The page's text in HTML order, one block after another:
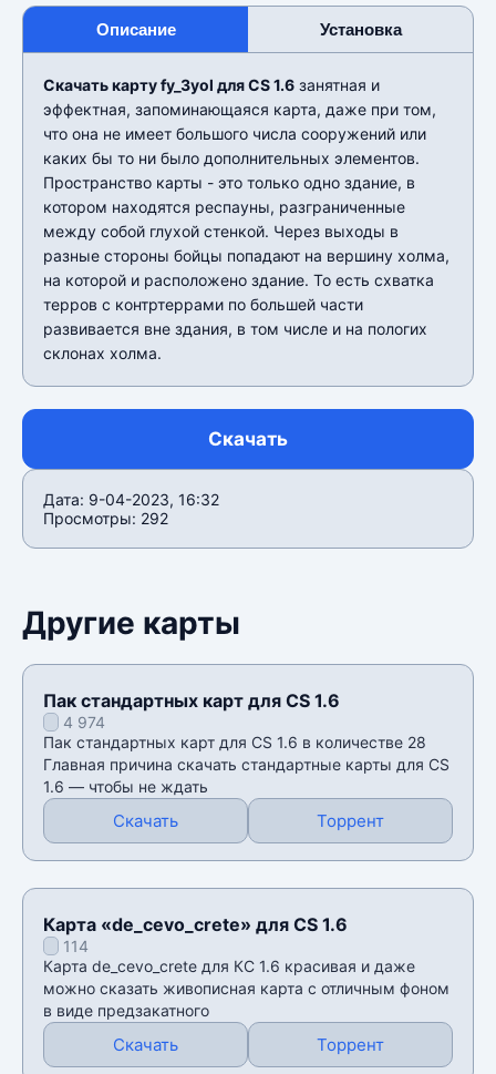
Описание Установка
Скачать карту fy_3yol для CS 1.6 занятная и
эффектная, запоминающаяся карта, даже при том,
что она не имеет большого числа сооружений или
каких бы то ни было дополнительных элементов.
Пространство карты - это только одно здание, в
котором находятся респауны, разграниченные
между собой глухой стенкой. Через выходы в
разные стороны бойцы попадают на вершину холма,
на которой и расположено здание. То есть схватка
терров с контртеррами по большей части
развивается вне здания, в том числе и на пологих
склонах холма.
Скачать
Дата: 9-04-2023, 16:32
Просмотры: 292
Другие карты
Пак стандартных карт для CS 1.6
4 974
Пак стандартных карт для CS 1.6 в количестве 28
Главная причина скачать стандартные карты для CS
1.6 — чтобы не ждать
Скачать Торрент
Карта «de_cevo_crete» для CS 1.6
114
Карта de_cevo_crete для КС 1.6 красивая и даже
можно сказать живописная карта с отличным фоном
в виде предзакатного
Скачать Торрент